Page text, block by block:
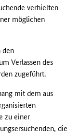
verhielten
möglichen
den
Verlassen des
zugeführt.
mit dem aus
zu einer
die